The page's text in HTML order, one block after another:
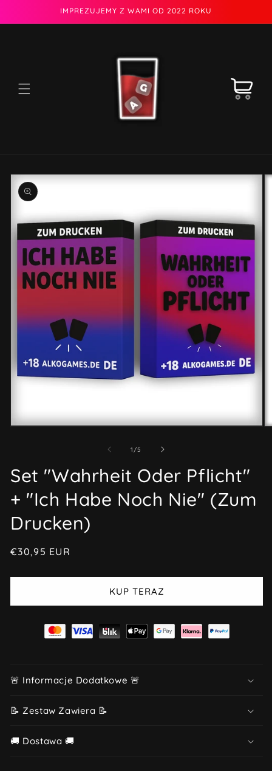
treści
IMPREZUJEMY Z WAMI OD 2022 ROKU
Koszyk
przejść
do
informacji
produkcie
oknie
modalnym
1 /z5
Set "Wahrheit Oder Pflicht"
+ "Ich Habe Noch Nie" (Zum
Drucken)
Cena
€30,95 EUR
KUP TERAZ
🚨 Informacje Dodatkowe 🚨
📝 Zestaw Zawiera 📝
🚚 Dostawa 🚚